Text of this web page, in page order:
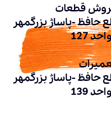
قطعات
حافظ -پاساژ بزرگمهر
حافظ -پاساژ بزرگمهر